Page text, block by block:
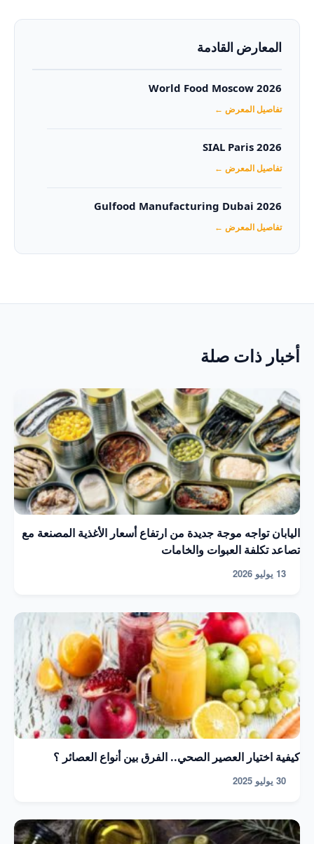
المعارض القادمة
World Food Moscow 2026
تفاصيل المعرض ←
SIAL Paris 2026
تفاصيل المعرض ←
Gulfood Manufacturing Dubai 2026‏
تفاصيل المعرض ←
أخبار ذات صلة
اليابان تواجه موجة جديدة من ارتفاع أسعار الأغذية المصنعة مع
تصاعد تكلفة العبوات والخامات
13 يوليو 2026
كيفية اختيار العصير الصحي.. الفرق بين أنواع العصائر ؟
30 يوليو 2025